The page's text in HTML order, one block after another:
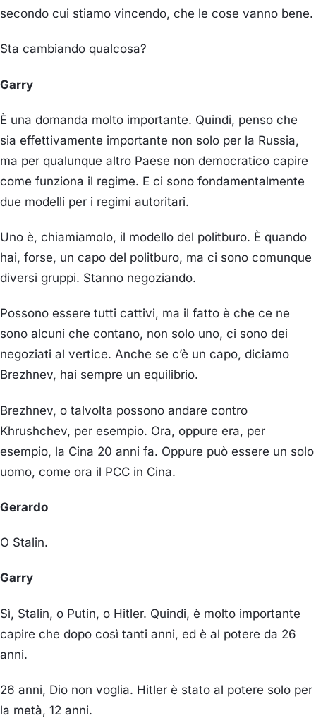
secondo cui stiamo vincendo, che le cose vanno bene.
Sta cambiando qualcosa?
Garry
È una domanda molto importante. Quindi, penso che
sia effettivamente importante non solo per la Russia,
ma per qualunque altro Paese non democratico capire
come funziona il regime. E ci sono fondamentalmente
due modelli per i regimi autoritari.
Uno è, chiamiamolo, il modello del politburo. È quando
hai, forse, un capo del politburo, ma ci sono comunque
diversi gruppi. Stanno negoziando.
Possono essere tutti cattivi, ma il fatto è che ce ne
sono alcuni che contano, non solo uno, ci sono dei
negoziati al vertice. Anche se c’è un capo, diciamo
Brezhnev, hai sempre un equilibrio.
Brezhnev, o talvolta possono andare contro
Khrushchev, per esempio. Ora, oppure era, per
esempio, la Cina 20 anni fa. Oppure può essere un solo
uomo, come ora il PCC in Cina.
Gerardo
O Stalin.
Garry
Sì, Stalin, o Putin, o Hitler. Quindi, è molto importante
capire che dopo così tanti anni, ed è al potere da 26
anni.
26 anni, Dio non voglia. Hitler è stato al potere solo per
la metà, 12 anni.